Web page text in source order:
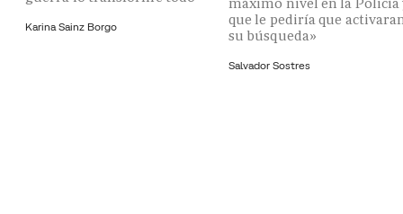
Karina Sainz Borgo
máximo nivel en la Policía
que le pediría que
su búsqueda»
Salvador Sostres